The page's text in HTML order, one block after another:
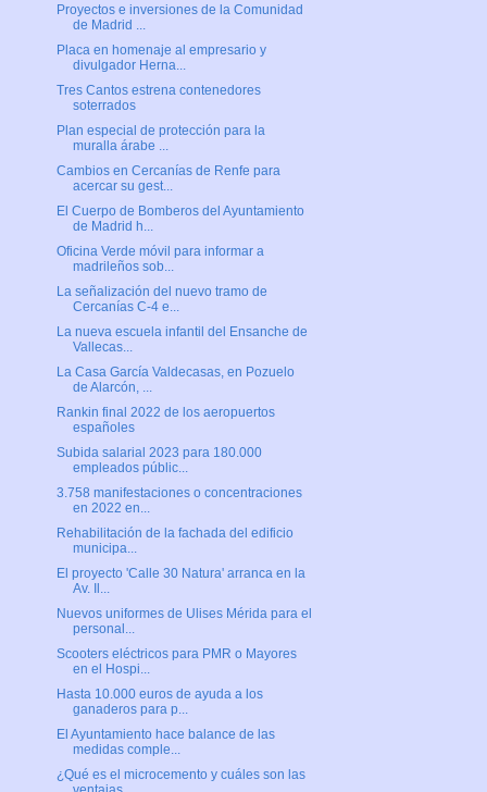
Proyectos e inversiones de la Comunidad
de Madrid ...
Placa en homenaje al empresario y
divulgador Herna...
Tres Cantos estrena contenedores
soterrados
Plan especial de protección para la
muralla árabe ...
Cambios en Cercanías de Renfe para
acercar su gest...
El Cuerpo de Bomberos del Ayuntamiento
de Madrid h...
Oficina Verde móvil para informar a
madrileños sob...
La señalización del nuevo tramo de
Cercanías C-4 e...
La nueva escuela infantil del Ensanche de
Vallecas...
La Casa García Valdecasas, en Pozuelo
de Alarcón, ...
Rankin final 2022 de los aeropuertos
españoles
Subida salarial 2023 para 180.000
empleados públic...
3.758 manifestaciones o concentraciones
en 2022 en...
Rehabilitación de la fachada del edificio
municipa...
El proyecto 'Calle 30 Natura' arranca en la
Av. Il...
Nuevos uniformes de Ulises Mérida para el
personal...
Scooters eléctricos para PMR o Mayores
en el Hospi...
Hasta 10.000 euros de ayuda a los
ganaderos para p...
El Ayuntamiento hace balance de las
medidas comple...
¿Qué es el microcemento y cuáles son las